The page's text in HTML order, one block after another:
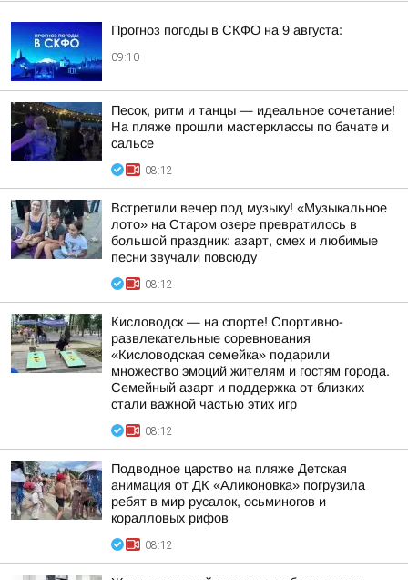
Прогноз погоды в СКФО на 9 августа:
09:10
Песок, ритм и танцы — идеальное сочетание!
На пляже прошли мастерклассы по бачате и
сальсе
08:12
Встретили вечер под музыку! «Музыкальное
лото» на Старом озере превратилось в
большой праздник: азарт, смех и любимые
песни звучали повсюду
08:12
Кисловодск — на спорте! Спортивно-
развлекательные соревнования
«Кисловодская семейка» подарили
множество эмоций жителям и гостям города.
Семейный азарт и поддержка от близких
стали важной частью этих игр
08:12
Подводное царство на пляже Детская
анимация от ДК «Аликоновка» погрузила
ребят в мир русалок, осьминогов и
коралловых рифов
08:12